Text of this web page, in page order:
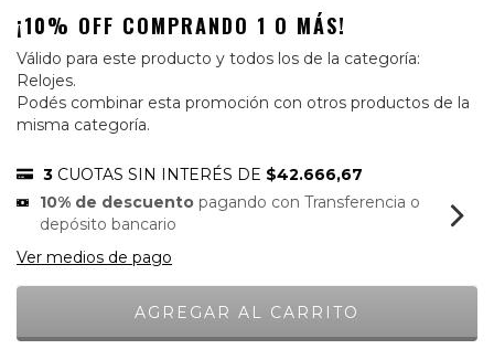
¡10% OFF COMPRANDO 1 O MÁS!
Válido para este producto y todos los de la categoría:
Relojes.
Podés combinar esta promoción con otros productos de la
misma categoría.
3 CUOTAS SIN INTERÉS DE $42.666,67
10% de descuento pagando con Transferencia o
depósito bancario
Ver medios de pago